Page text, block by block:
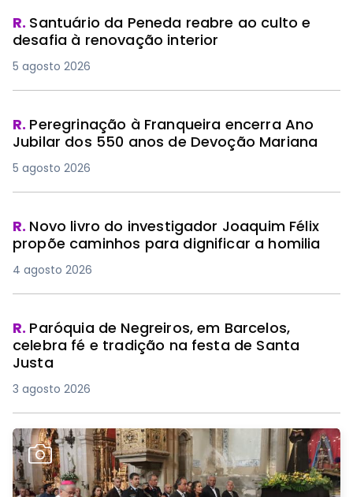
R. Santuário da Peneda reabre ao culto e
desafia à renovação interior
5 agosto 2026
R. Peregrinação à Franqueira encerra Ano
Jubilar dos 550 anos de Devoção Mariana
5 agosto 2026
R. Novo livro do investigador Joaquim Félix
propõe caminhos para dignificar a homilia
4 agosto 2026
R. Paróquia de Negreiros, em Barcelos,
celebra fé e tradição na festa de Santa
Justa
3 agosto 2026